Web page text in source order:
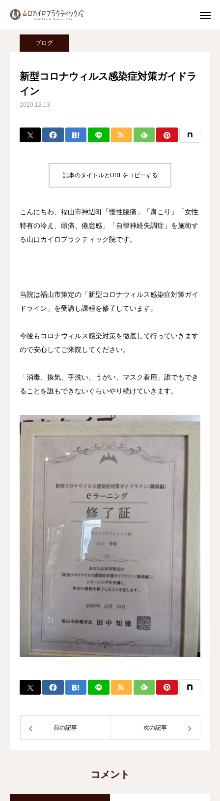
ブログ ブログ
ブログ
新型コロナウィルス感染症対策ガイドラ
イン
2020.12.13
記事のタイトルとURLをコピーする
こんにちわ、福山市神辺町「慢性腰痛」「肩こり」「女性
特有の冷え、頭痛、倦怠感」「自律神経失調症」を施術す
る山口カイロプラクティック院です。
当院は福山市策定の「新型コロナウィルス感染症対策ガイ
ドライン」を受講し課程を修了しています。
今後もコロナウィルス感染対策を徹底して行っていきます
ので安心してご来院してください。
「消毒、換気、手洗い、うがい、マスク着用」誰でもでき
ることを誰もできないぐらいやり続けていきます。
前の記事 次の記事
コメント
院長詳細
トップページ
初めての方へ
施術料金
施術の流れ
お問い合わせ